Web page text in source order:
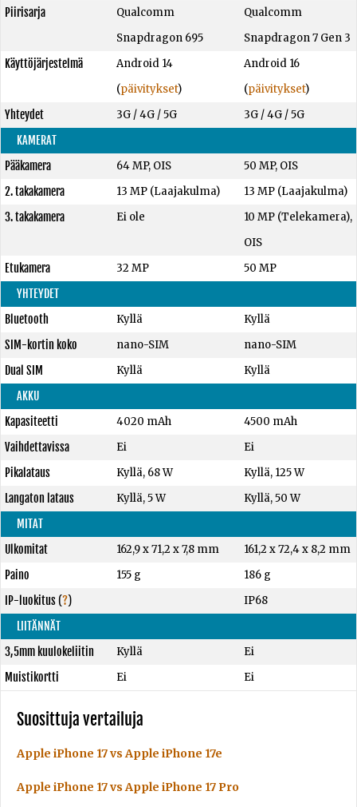
Piirisarja
Qualcomm
Snapdragon 695
Qualcomm
Snapdragon 7 Gen 3
Käyttöjärjestelmä
Android 14
(päivitykset)
Android 16
(päivitykset)
Yhteydet
3G / 4G / 5G
3G / 4G / 5G
KAMERAT
Pääkamera
64 MP, OIS
50 MP, OIS
2. takakamera
13 MP (Laajakulma)
13 MP (Laajakulma)
3. takakamera
Ei ole
10 MP (Telekamera),
OIS
Etukamera
32 MP
50 MP
YHTEYDET
Bluetooth
Kyllä
Kyllä
SIM-kortin koko
nano-SIM
nano-SIM
Dual SIM
Kyllä
Kyllä
AKKU
Kapasiteetti
4020 mAh
4500 mAh
Vaihdettavissa
Ei
Ei
Pikalataus
Kyllä, 68 W
Kyllä, 125 W
Langaton lataus
Kyllä, 5 W
Kyllä, 50 W
MITAT
Ulkomitat
162,9 x 71,2 x 7,8 mm
161,2 x 72,4 x 8,2 mm
Paino
155 g
186 g
IP-luokitus(?)
IP68
LIITÄNNÄT
3,5mm kuulokeliitin
Kyllä
Ei
Muistikortti
Ei Ei
Suosittuja vertailuja
Apple iPhone 17 vs Apple iPhone 17e
Apple iPhone 17 vs Apple iPhone 17 Pro